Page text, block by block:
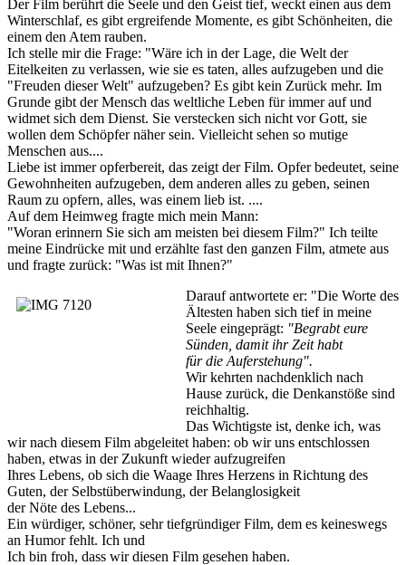
Der Film berührt die Seele und den Geist tief, weckt einen aus dem
Winterschlaf, es gibt ergreifende Momente, es gibt Schönheiten, die
einem den Atem rauben.
Ich stelle mir die Frage: "Wäre ich in der Lage, die Welt der
Eitelkeiten zu verlassen, wie sie es taten, alles aufzugeben und die
"Freuden dieser Welt" aufzugeben? Es gibt kein Zurück mehr. Im
Grunde gibt der Mensch das weltliche Leben für immer auf und
widmet sich dem Dienst. Sie verstecken sich nicht vor Gott, sie
wollen dem Schöpfer näher sein. Vielleicht sehen so mutige
Menschen aus....
Liebe ist immer opferbereit, das zeigt der Film. Opfer bedeutet, seine
Gewohnheiten aufzugeben, dem anderen alles zu geben, seinen
Raum zu opfern, alles, was einem lieb ist. ....
Auf dem Heimweg fragte mich mein Mann:
"Woran erinnern Sie sich am meisten bei diesem Film?" Ich teilte
meine Eindrücke mit und erzählte fast den ganzen Film, atmete aus
und fragte zurück: "Was ist mit Ihnen?"
Darauf antwortete er: "Die Worte des
Ältesten haben sich tief in meine
Seele eingeprägt: "Begrabt eure
Sünden, damit ihr Zeit habt
für die Auferstehung".
Wir kehrten nachdenklich nach
Hause zurück, die Denkanstöße sind
reichhaltig.
Das Wichtigste ist, denke ich, was
wir nach diesem Film abgeleitet haben: ob wir uns entschlossen
haben, etwas in der Zukunft wieder aufzugreifen
Ihres Lebens, ob sich die Waage Ihres Herzens in Richtung des
Guten, der Selbstüberwindung, der Belanglosigkeit
der Nöte des Lebens...
Ein würdiger, schöner, sehr tiefgründiger Film, dem es keineswegs
an Humor fehlt. Ich und
Ich bin froh, dass wir diesen Film gesehen haben.